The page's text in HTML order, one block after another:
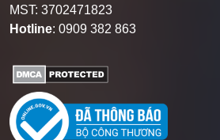
Chiêu, Phường Dĩ An, Thành Phố Hồ
MST: 3702471823